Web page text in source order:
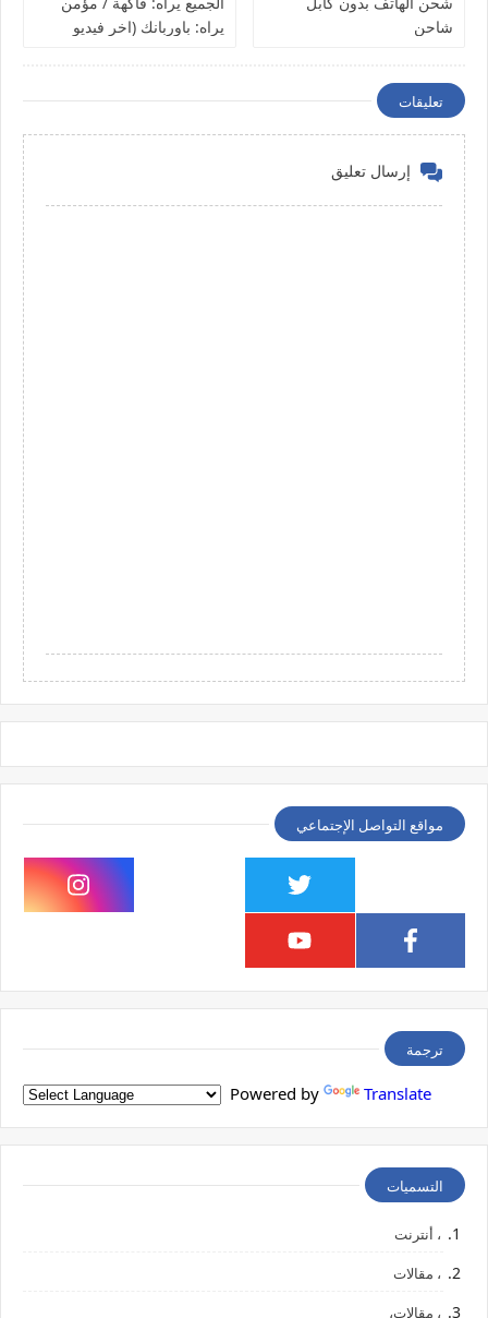
شاحن
يراه: باوربانك (اخر فيديو
تعليقات
إرسال تعليق
مواقع التواصل الإجتماعي
ترجمة
Powered by Translate
التسميات
، أنترنت
، مقالات
، مقالات،